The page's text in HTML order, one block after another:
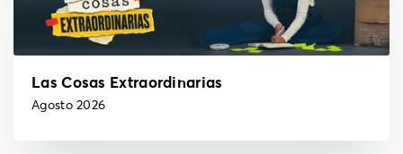
Las Cosas Extraordinarias
Agosto 2026